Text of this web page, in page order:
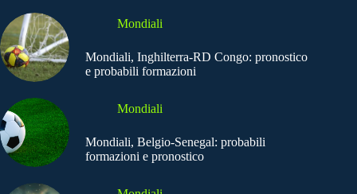
Mondiali
Mondiali, Inghilterra-RD Congo: pronostico
e probabili formazioni
Mondiali
Mondiali, Belgio-Senegal: probabili
formazioni e pronostico